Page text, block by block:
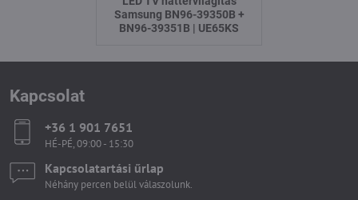
Samsung BN96-39350B +
BN96-39351B | UE65KS
Kapcsolat
+36 1 901 7651
HÉ-PÉ, 09:00 - 15:30
Kapcsolatartási űrlap
Néhány percen belül válaszolunk.